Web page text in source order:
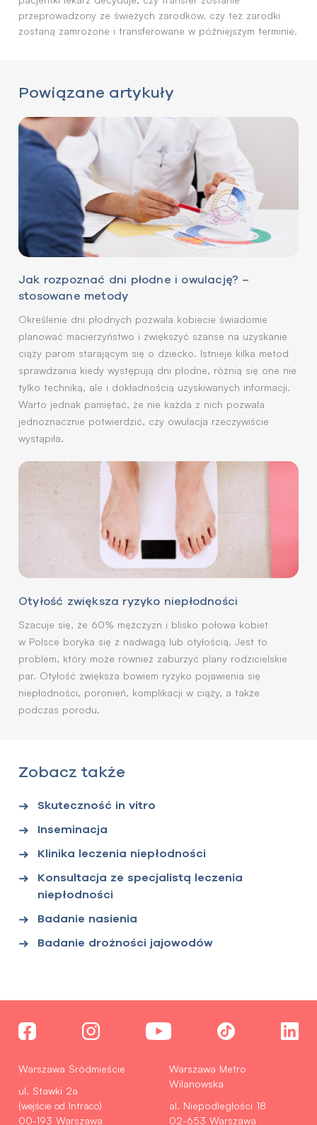
przeprowadzony ze świeżych zarodków, czy też zarodki
zostaną zamrożone i transferowane w późniejszym terminie.
Powiązane artykuły
Jak rozpoznać dni płodne i owulację? –
stosowane metody
Określenie dni płodnych pozwala kobiecie świadomie
planować macierzyństwo i zwiększyć szanse na uzyskanie
ciąży parom starającym się o dziecko. Istnieje kilka metod
sprawdzania kiedy występują dni płodne, różnią się one nie
tylko techniką, ale i dokładnością uzyskiwanych informacji.
Warto jednak pamiętać, że nie każda z nich pozwala
jednoznacznie potwierdzić, czy owulacja rzeczywiście
wystąpiła.
Otyłość zwiększa ryzyko niepłodności
Szacuje się, że 60% mężczyzn i blisko połowa kobiet
w Polsce boryka się z nadwagą lub otyłością. Jest to
problem, który może również zaburzyć plany rodzicielskie
par. Otyłość zwiększa bowiem ryzyko pojawienia się
niepłodności, poronień, komplikacji w ciąży, a także
podczas porodu.
Zobacz także
Skuteczność in vitro
Inseminacja
Klinika leczenia niepłodności
Konsultacja ze specjalistą leczenia
niepłodności
Badanie nasienia
Badanie drożności jajowodów
Warszawa Śródmieście
ul. Stawki 2a
(wejście od Intraco)
00-193 Warszawa
Warszawa Metro
Wilanowska
al. Niepodległości 18
02-653 Warszawa